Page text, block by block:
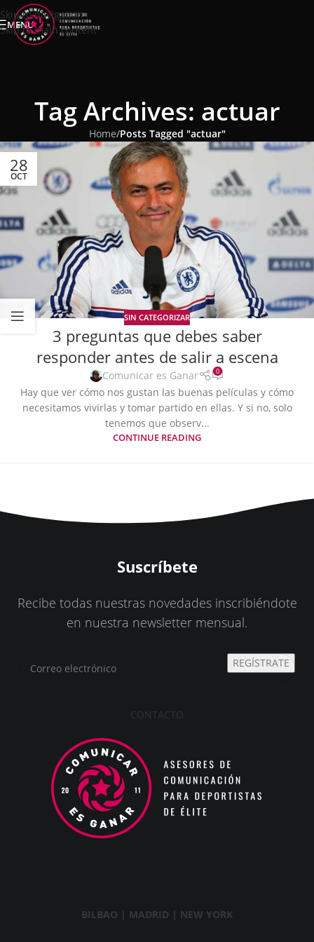
Skip to navigation
Skip to main content
MENU
Tag Archives: actuar
Home/Posts Tagged "actuar"
28
OCT
SIN CATEGORIZAR
3 preguntas que debes saber
responder antes de salir a escena
Comunicar es Ganar 0
Hay que ver cómo nos gustan las buenas películas y cómo
necesitamos vivirlas y tomar partido en ellas. Y si no, solo
tenemos que observ...
CONTINUE READING
Suscríbete
Recibe todas nuestras novedades inscribiéndote
en nuestra newsletter mensual.
REGÍSTRATE
CONTACTO
BILBAO | MADRID | NEW YORK